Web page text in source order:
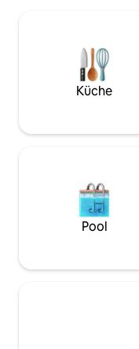
Towne Expo Center,
Flughafen und 30
Skigebieten entfernt. Sie werden diesen
einladenden Raum
Küche
Pool